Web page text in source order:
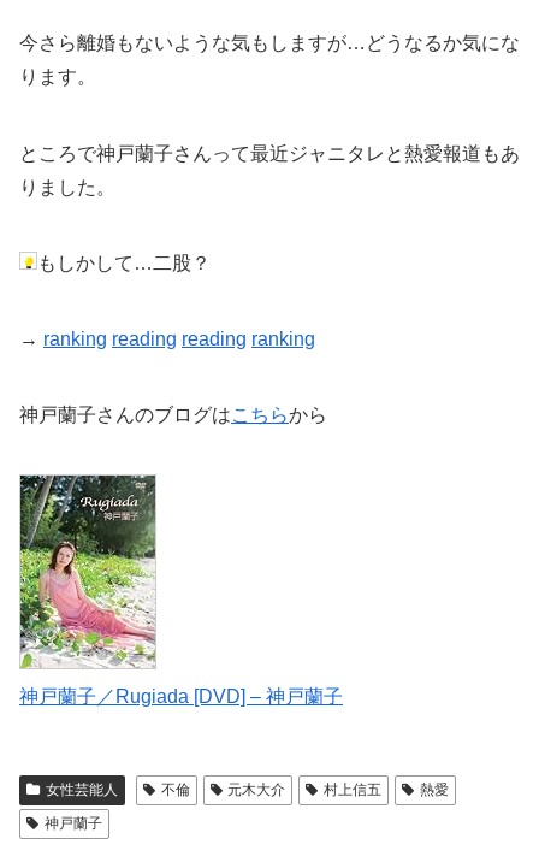
今さら離婚もないような気もしますが…どうなるか気にな
ります。
ところで神戸蘭子さんって最近ジャニタレと熱愛報道もあ
りました。
もしかして…二股？
→ ranking reading reading ranking
神戸蘭子さんのブログはこちらから
神戸蘭子／Rugiada [DVD] – 神戸蘭子
女性芸能人 不倫 元木大介 村上信五
熱愛
神戸蘭子